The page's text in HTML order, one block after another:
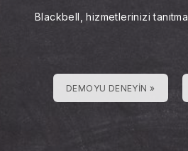
Blackbell, hizmetlerinizi
DEMOYU DENEYIN »